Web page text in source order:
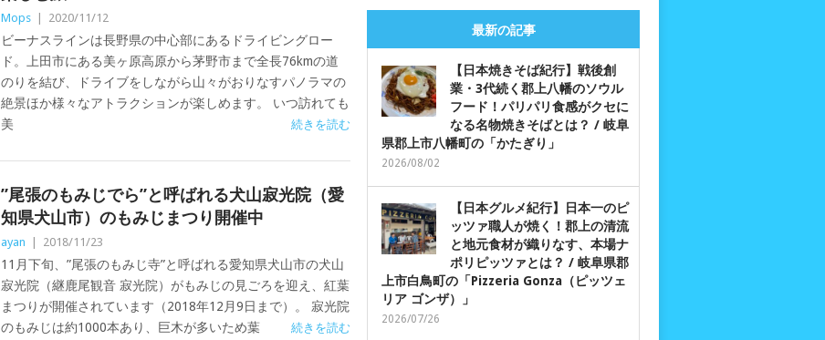
Mops 2020/11/12
ビーナスラインは長野県の中心部にあるドライビングロー
ド。上田市にある美ヶ原高原から茅野市まで全長76kmの道
のりを結び、ドライブをしながら山々がおりなすパノラマの
絶景ほか様々なアトラクションが楽しめます。 いつ訪れても
美
続きを読む
”尾張のもみじでら”と呼ばれる犬山寂光院（愛
知県犬山市）のもみじまつり開催中
ayan 2018/11/23
11月下旬、”尾張のもみじ寺”と呼ばれる愛知県犬山市の犬山
寂光院（継鹿尾観音 寂光院）がもみじの見ごろを迎え、紅葉
まつりが開催されています（2018年12月9日まで）。 寂光院
のもみじは約1000本あり、巨木が多いため葉
続きを読む
最新の記事
【日本焼きそば紀行】戦後創
業・3代続く郡上八幡のソウル
フード！パリパリ食感がクセに
なる名物焼きそばとは？ / 岐阜
県郡上市八幡町の「かたぎり」
2026/08/02
【日本グルメ紀行】日本一のピ
ッツァ職人が焼く！郡上の清流
と地元食材が織りなす、本場ナ
ポリピッツァとは？ / 岐阜県郡
上市白鳥町の「Pizzeria Gonza（ピッツェ
リア ゴンザ）」
2026/07/26